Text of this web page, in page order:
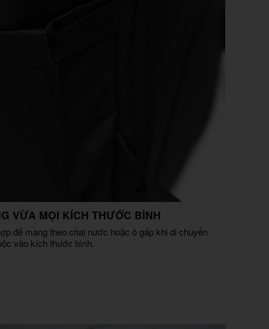
VỪA MỌI KÍCH THƯỚC BÌNH
để mang theo chai nước hoặc ô gấp khi di chuyển
vào kích thước bình.